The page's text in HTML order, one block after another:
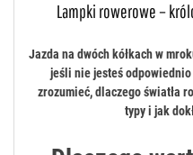
Lampki rowerowe –
Jazda na dwóch kółkach w
jeśli nie jesteś
zrozumieć, dlaczego światła
typy i jak